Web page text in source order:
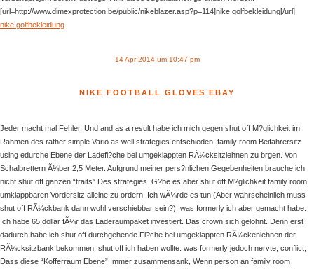
[url=http://www.dimexprotection.be/public/nikeblazer.asp?p=114]nike golfbekleidung[/url]
nike golfbekleidung
14 Apr 2014 um 10:47 pm
NIKE FOOTBALL GLOVES EBAY
Jeder macht mal Fehler. Und and as a result habe ich mich gegen shut off M?glichkeit im
Rahmen des rather simple Vario as well strategies entschieden, family room Beifahrersitz
using edurche Ebene der Ladefl?che bei umgeklappten RÃ¼cksitzlehnen zu brgen. Von
Schalbrettern Ã¼ber 2,5 Meter. Aufgrund meiner pers?nlichen Gegebenheiten brauche ich
nicht shut off ganzen “traits” Des strategies. G?be es aber shut off M?glichkeit family room
umklappbaren Vordersitz alleine zu ordern, Ich wÃ¼rde es tun (Aber wahrscheinlich muss
shut off RÃ¼ckbank dann wohl verschiebbar sein?). was formerly ich aber gemacht habe:
Ich habe 65 dollar fÃ¼r das Laderaumpaket investiert. Das crown sich gelohnt. Denn erst
dadurch habe ich shut off durchgehende Fl?che bei umgeklappten RÃ¼ckenlehnen der
RÃ¼cksitzbank bekommen, shut off ich haben wollte. was formerly jedoch nervte, conflict,
Dass diese “Kofferraum Ebene” Immer zusammensank, Wenn person an family room